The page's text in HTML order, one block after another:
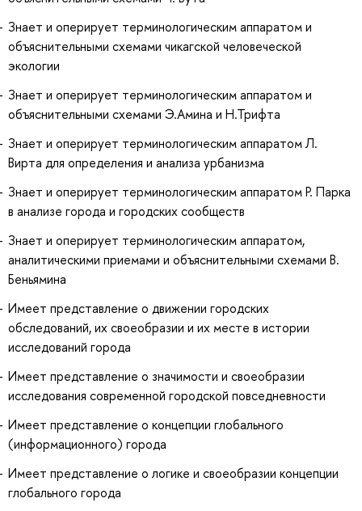
Знает и оперирует терминологическим аппаратом и
объяснительными схемами чикагской человеческой
экологии
Знает и оперирует терминологическим аппаратом и
объяснительными схемами Э.Амина и Н.Трифта
Знает и оперирует терминологическим аппаратом Л.
Вирта для определения и анализа урбанизма
Знает и оперирует терминологическим аппаратом Р. Парка
в анализе города и городских сообществ
Знает и оперирует терминологическим аппаратом,
аналитическими приемами и объяснительными схемами В.
Беньямина
Имеет представление о движении городских
обследований, их своеобразии и их месте в истории
исследований города
Имеет представление о значимости и своеобразии
исследования современной городской повседневности
Имеет представление о концепции глобального
(информационного) города
Имеет представление о логике и своеобразии концепции
глобального города